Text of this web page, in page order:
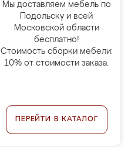
Мы доставляем мебель по
Подольску и всей
Московской области
бесплатно!
Стоимость сборки мебели:
10% от стоимости заказа.
ПЕРЕЙТИ В КАТАЛОГ